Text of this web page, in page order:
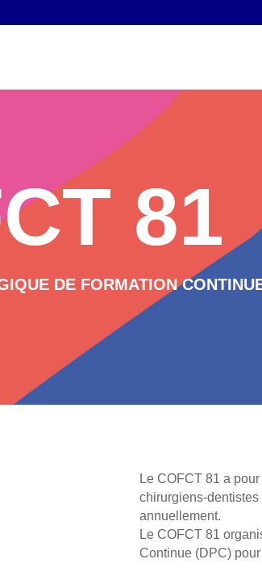
81
DE FORMATION
Le COFCT 81 a
chirurgiens-
annuellement.
Le COFCT 81
Continue (DPC)